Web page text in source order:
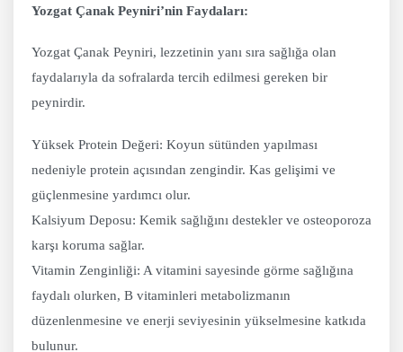
Yozgat Çanak Peyniri’nin Faydaları:
Yozgat Çanak Peyniri, lezzetinin yanı sıra sağlığa olan
faydalarıyla da sofralarda tercih edilmesi gereken bir
peynirdir.
Yüksek Protein Değeri: Koyun sütünden yapılması
nedeniyle protein açısından zengindir. Kas gelişimi ve
güçlenmesine yardımcı olur.
Kalsiyum Deposu: Kemik sağlığını destekler ve osteoporoza
karşı koruma sağlar.
Vitamin Zenginliği: A vitamini sayesinde görme sağlığına
faydalı olurken, B vitaminleri metabolizmanın
düzenlenmesine ve enerji seviyesinin yükselmesine katkıda
bulunur.